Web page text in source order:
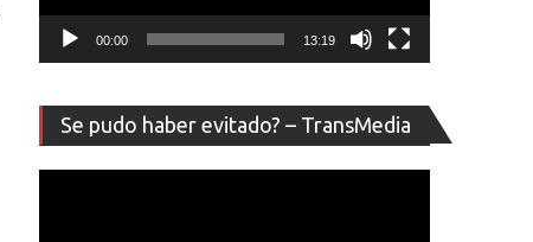
00:00 13:19
Se pudo haber evitado? – TransMedia
de
vídeo